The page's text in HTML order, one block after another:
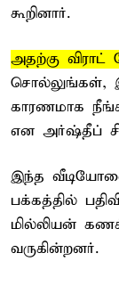
கூறினார்.
அதற்கு விராட்
சொல்லுங்கள்,
காரணமாக
என அர்ஷ்தீப்
இந்த
பக்கத்தில்
மில்லியன்
வருகின்றனர்.